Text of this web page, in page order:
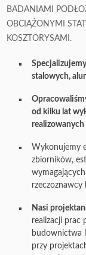
BADANIAMI
OBCIĄŻONYMI
KOSZTORYSAMI.
stalowych,
od kilku lat
realizowanych
Wykonujemy
zbiorników,
rzeczoznawcy
Nasi
realizacji prac
budownictwa
przy